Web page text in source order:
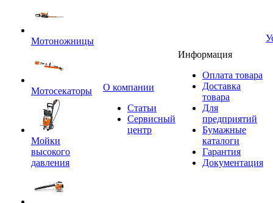
Мотоножницы
Мотосекаторы
Мойки
высокого
давления
O компании
Статьи
Сервисный
центр
Информация
Оплата товара
Доставка
товара
Для
предприятий
Бумажные
каталоги
Гарантия
Документация